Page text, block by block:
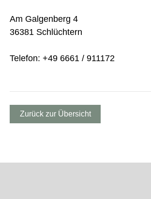
Am Galgenberg 4
36381 Schlüchtern
Telefon: +49 6661 / 911172
Zurück zur Übersicht